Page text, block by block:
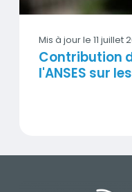
Mis à jour le 11 juillet
Contribution
l'ANSES sur